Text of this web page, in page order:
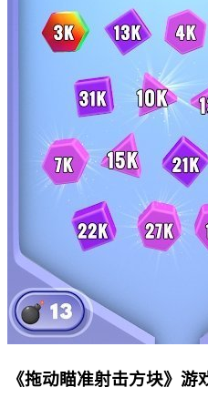
《拖动瞄准射击方块》游